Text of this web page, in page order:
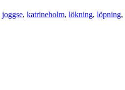
joggse, katrineholm, lökning, löpning,